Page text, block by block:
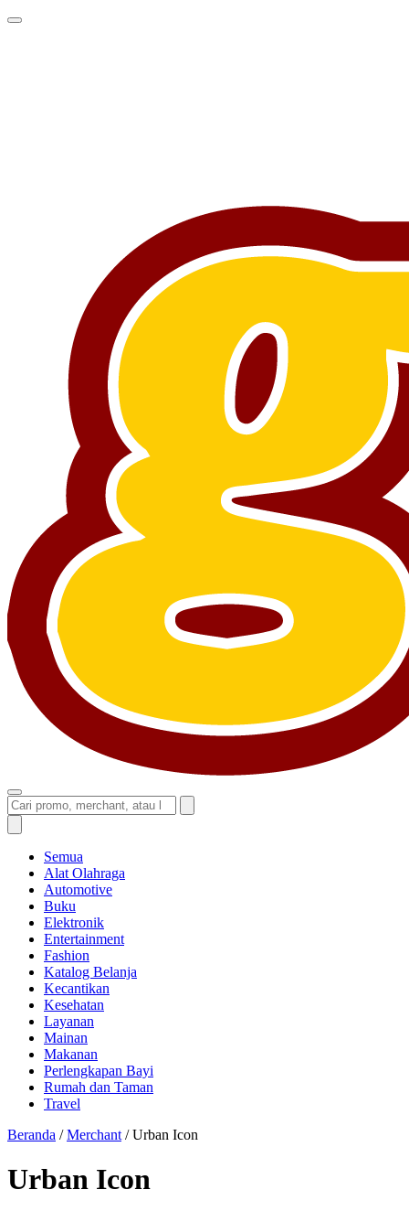
Semua
Alat Olahraga
Automotive
Buku
Elektronik
Entertainment
Fashion
Katalog Belanja
Kecantikan
Kesehatan
Layanan
Mainan
Makanan
Perlengkapan Bayi
Rumah dan Taman
Travel
Beranda / Merchant / Urban Icon
Urban Icon